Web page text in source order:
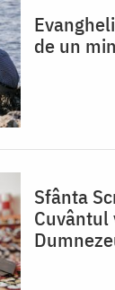
de un
Sfânta
Cuvântul